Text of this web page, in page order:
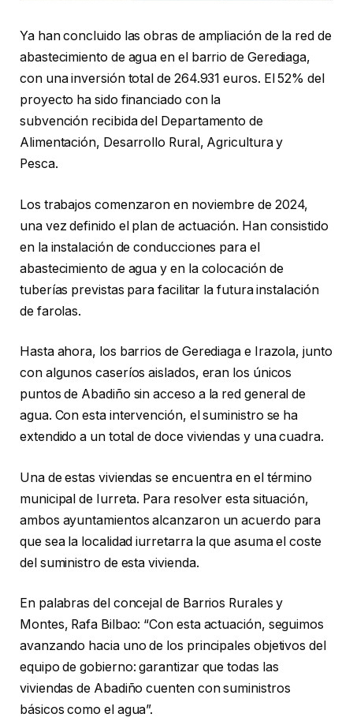
Ya han concluido las obras de ampliación de la red de
abastecimiento de agua en el barrio de Gerediaga,
con una inversión total de 264.931 euros. El 52% del
proyecto ha sido financiado con la
subvención recibida del Departamento de
Alimentación, Desarrollo Rural, Agricultura y
Pesca.
Los trabajos comenzaron en noviembre de 2024,
una vez definido el plan de actuación. Han consistido
en la instalación de conducciones para el
abastecimiento de agua y en la colocación de
tuberías previstas para facilitar la futura instalación
de farolas.
Hasta ahora, los barrios de Gerediaga e Irazola, junto
con algunos caseríos aislados, eran los únicos
puntos de Abadiño sin acceso a la red general de
agua. Con esta intervención, el suministro se ha
extendido a un total de doce viviendas y una cuadra.
Una de estas viviendas se encuentra en el término
municipal de Iurreta. Para resolver esta situación,
ambos ayuntamientos alcanzaron un acuerdo para
que sea la localidad iurretarra la que asuma el coste
del suministro de esta vivienda.
En palabras del concejal de Barrios Rurales y
Montes, Rafa Bilbao: “Con esta actuación, seguimos
avanzando hacia uno de los principales objetivos del
equipo de gobierno: garantizar que todas las
viviendas de Abadiño cuenten con suministros
básicos como el agua”.